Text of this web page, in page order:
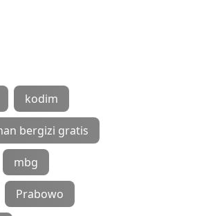
kodim
bergizi gratis
mbg
Prabowo